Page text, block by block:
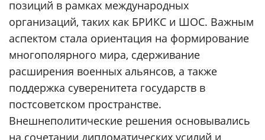
позиций в рамках международных
организаций, таких как БРИКС и ШОС. Важным
аспектом стала ориентация на формирование
многополярного мира, сдерживание
расширения военных альянсов, а также
поддержка суверенитета государств в
постсоветском пространстве.
Внешнеполитические решения основывались